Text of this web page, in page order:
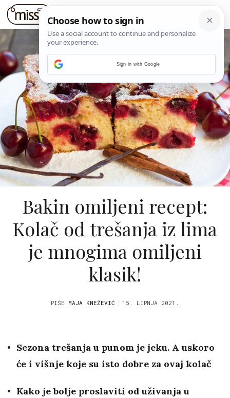
Bakin omiljeni recept:
Kolač od trešanja iz lima
je mnogima omiljeni
klasik!
PIŠE MAJA KNEŽEVIĆ 15. LIPNJA 2021.
Sezona trešanja u punom je jeku. A uskoro
će i višnje koje su isto dobre za ovaj kolač
Kako je bolje proslaviti od uživanja u
Sign in with Google